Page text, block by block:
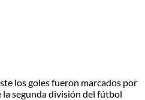
los goles fueron marcados por
la segunda división del fútbol